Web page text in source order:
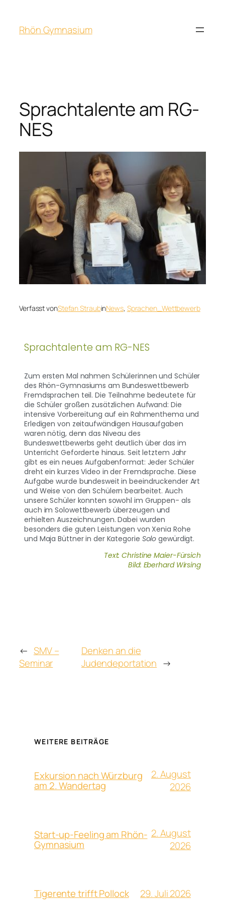
Rhön Gymnasium
Sprachtalente am RG-
NES
Verfasst vonStefan StraubinNews, Sprachen_Wettbewerb
Sprachtalente am RG-NES
Zum ersten Mal nahmen Schülerinnen und Schüler
des Rhön-Gymnasiums am Bundeswettbewerb
Fremdsprachen teil. Die Teilnahme bedeutete für
die Schüler großen zusätzlichen Aufwand: Die
intensive Vorbereitung auf ein Rahmenthema und
Erledigen von zeitaufwändigen Hausaufgaben
waren nötig, denn das Niveau des
Bundeswettbewerbs geht deutlich über das im
Unterricht Geforderte hinaus. Seit letztem Jahr
gibt es ein neues Aufgabenformat: Jeder Schüler
dreht ein kurzes Video in der Fremdsprache. Diese
Aufgabe wurde bundesweit in beeindruckender Art
und Weise von den Schülern bearbeitet. Auch
unsere Schüler konnten sowohl im Gruppen- als
auch im Solowettbewerb überzeugen und
erhielten Auszeichnungen. Dabei wurden
besonders die guten Leistungen von Xenia Rohe
und Maja Büttner in der Kategorie Solo gewürdigt.
Text: Christine Maier-Fürsich
Bild: Eberhard Wirsing
← SMV –
Seminar
Denken an die
Judendeportation →
WEITERE BEITRÄGE
Exkursion nach Würzburg
am 2. Wandertag
2. August
2026
Start-up-Feeling am Rhön-
Gymnasium
2. August
2026
Tigerente trifft Pollock 29. Juli 2026